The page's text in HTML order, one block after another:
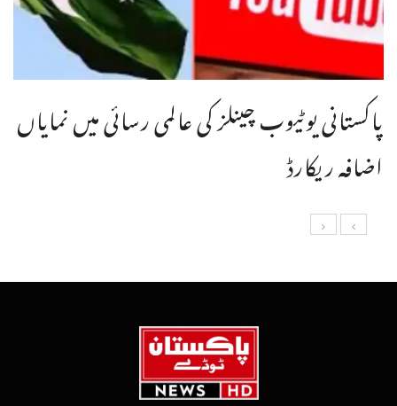
پاکستانی یوٹیوب چینلز کی عالمی رسائی میں نمایاں
اضافہ ریکارڈ